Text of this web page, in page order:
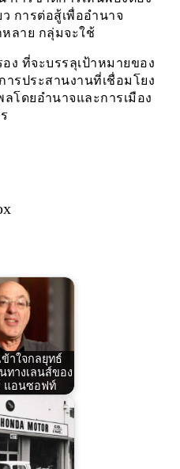
การต่อสู้เพื่ออำนาจ
ลาย กลุ่มจะใช้
ง ที่จะบรรลุเป้าหมายของ
รประสานงานที่เชื่อมโยง
โดยอำนาจและการเมือง
ข้าใจกลยุทธ์
ทางเลนส์ของ
แอนซอฟท์